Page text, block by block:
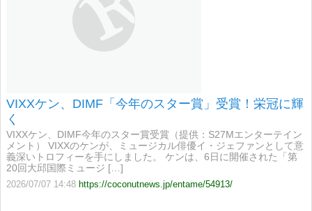
VIXXケン、DIMF「今年のスター賞」受賞！栄冠に輝
く
VIXXケン、DIMF今年のスター賞受賞（提供：S27Mエンターテイン
メント） VIXXのケンが、ミュージカル俳優イ・ジェファンとして意
義深いトロフィーを手にしました。 ケンは、6日に開催された「第
20回大邱国際ミュージ […]
2026/07/07 14:48 https://coconutnews.jp/entame/54913/